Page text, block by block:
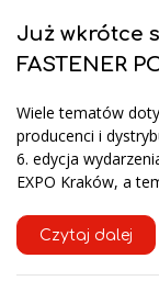
Już wkrótce
FASTENER
Wiele tematów
producenci i
6. edycja
EXPO Kraków, a
Czytaj dalej